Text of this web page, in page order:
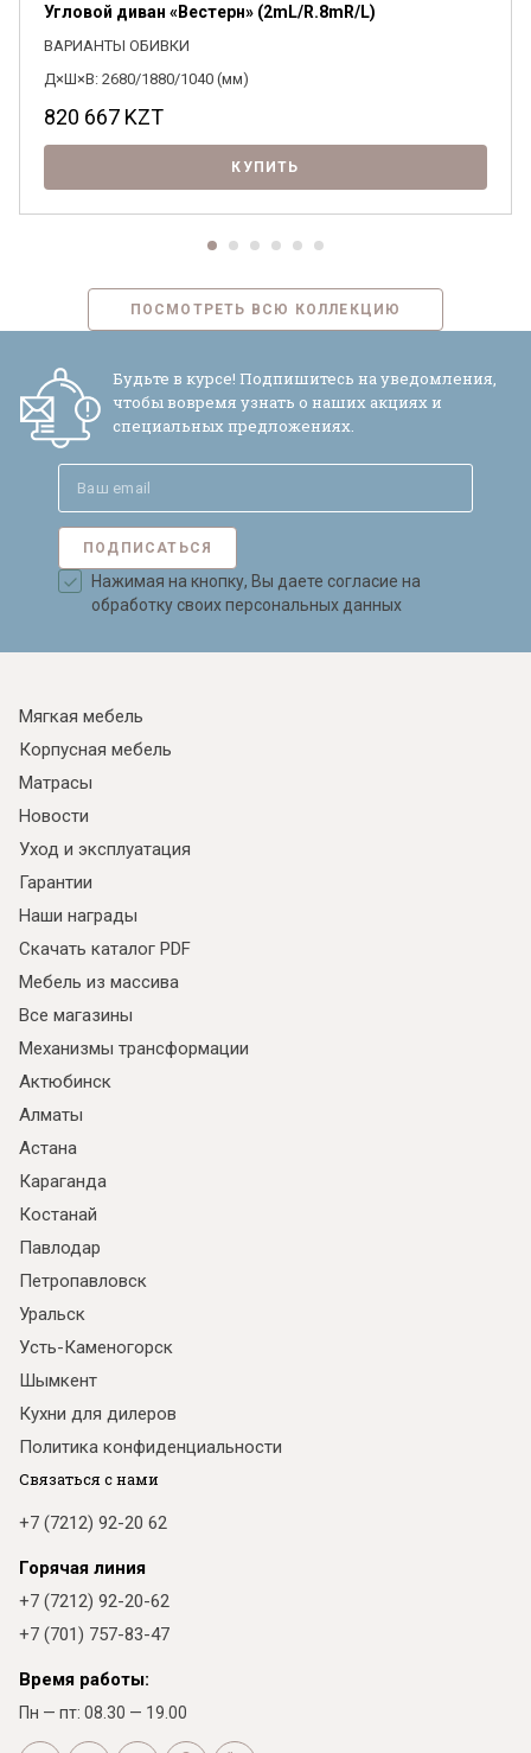
Угловой диван «Вестерн» (2mL/R.8mR/L)
ВАРИАНТЫ ОБИВКИ
Д×Ш×В: 2680/1880/1040 (мм)
820 667 KZT
КУПИТЬ
ПОСМОТРЕТЬ ВСЮ КОЛЛЕКЦИЮ
Будьте в курсе! Подпишитесь на уведомления,
чтобы вовремя узнать о наших акциях и
специальных предложениях.
ПОДПИСАТЬСЯ
Нажимая на кнопку, Вы даете согласие на
обработку своих персональных данных
Мягкая мебель
Корпусная мебель
Матрасы
Новости
Уход и эксплуатация
Гарантии
Наши награды
Скачать каталог PDF
Мебель из массива
Все магазины
Механизмы трансформации
Актюбинск
Алматы
Астана
Караганда
Костанай
Павлодар
Петропавловск
Уральск
Усть-Каменогорск
Шымкент
Кухни для дилеров
Политика конфиденциальности
Связаться с нами
+7 (7212) 92-20 62
Горячая линия
+7 (7212) 92-20-62
+7 (701) 757-83-47
Время работы:
Пн — пт: 08.30 — 19.00